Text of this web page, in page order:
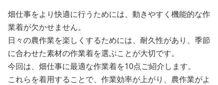
畑仕事をより快適に行うためには、動きやすく機能的な作
業着が欠かせません。
日々の農作業を楽しくするためには、耐久性があり、季節
に合わせた素材の作業着を選ぶことが大切です。
今回は、畑仕事に最適な作業着を10点ご紹介します。
これらを着用することで、作業効率が上がり、農作業がよ